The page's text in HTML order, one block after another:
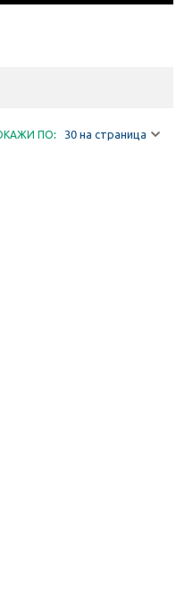
ПО: 30 на страница